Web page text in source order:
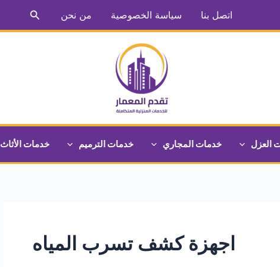
اتصل بنا سياسة الخصوصية من نحن البحث
العزل خدمات المجاري خدمات الترميم خدمات الأثاث
اجهزة كشف تسرب المياه